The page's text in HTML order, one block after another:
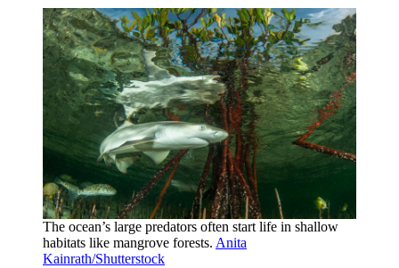
The ocean’s large predators often start life in shallow
habitats like mangrove forests. Anita
Kainrath/Shutterstock